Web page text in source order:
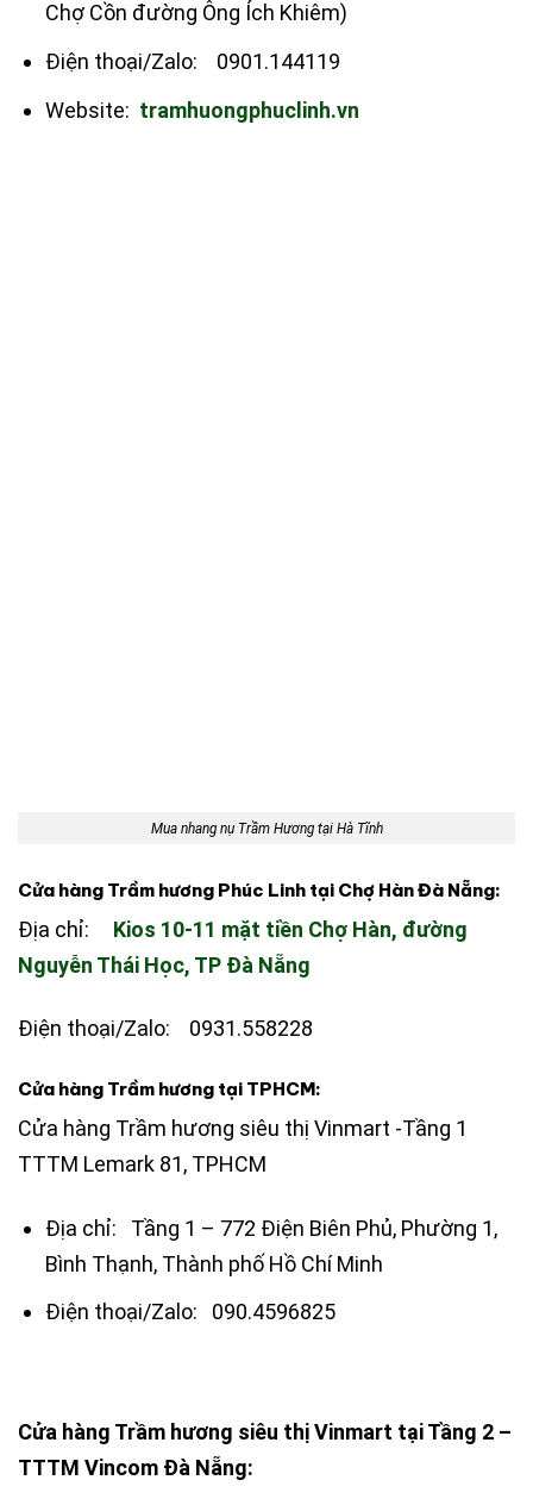
Chợ Cồn đường Ông Ích Khiêm)
Điện thoại/Zalo: 0901.144119
Website: tramhuongphuclinh.vn
Mua nhang nụ Trầm Hương tại Hà Tĩnh
Cửa hàng Trầm hương Phúc Linh tại Chợ Hàn Đà Nẵng:
Địa chỉ: Kios 10-11 mặt tiền Chợ Hàn, đường
Nguyễn Thái Học, TP Đà Nẵng
Điện thoại/Zalo: 0931.558228
Cửa hàng Trầm hương tại TPHCM:
Cửa hàng Trầm hương siêu thị Vinmart -Tầng 1
TTTM Lemark 81, TPHCM
Địa chỉ: Tầng 1 – 772 Điện Biên Phủ, Phường 1,
Bình Thạnh, Thành phố Hồ Chí Minh
Điện thoại/Zalo: 090.4596825
Cửa hàng Trầm hương siêu thị Vinmart tại Tầng 2 –
TTTM Vincom Đà Nẵng: